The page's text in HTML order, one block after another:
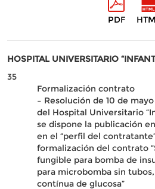
PDF
HOSPITAL UNIVERSITARIO
35
Formalización contrato
– Resolución de 10 de
del Hospital Universitario
se dispone la publicación
en el “perfil del
formalización del contrato
fungible para bomba de
para microbomba sin
contínua de glucosa”